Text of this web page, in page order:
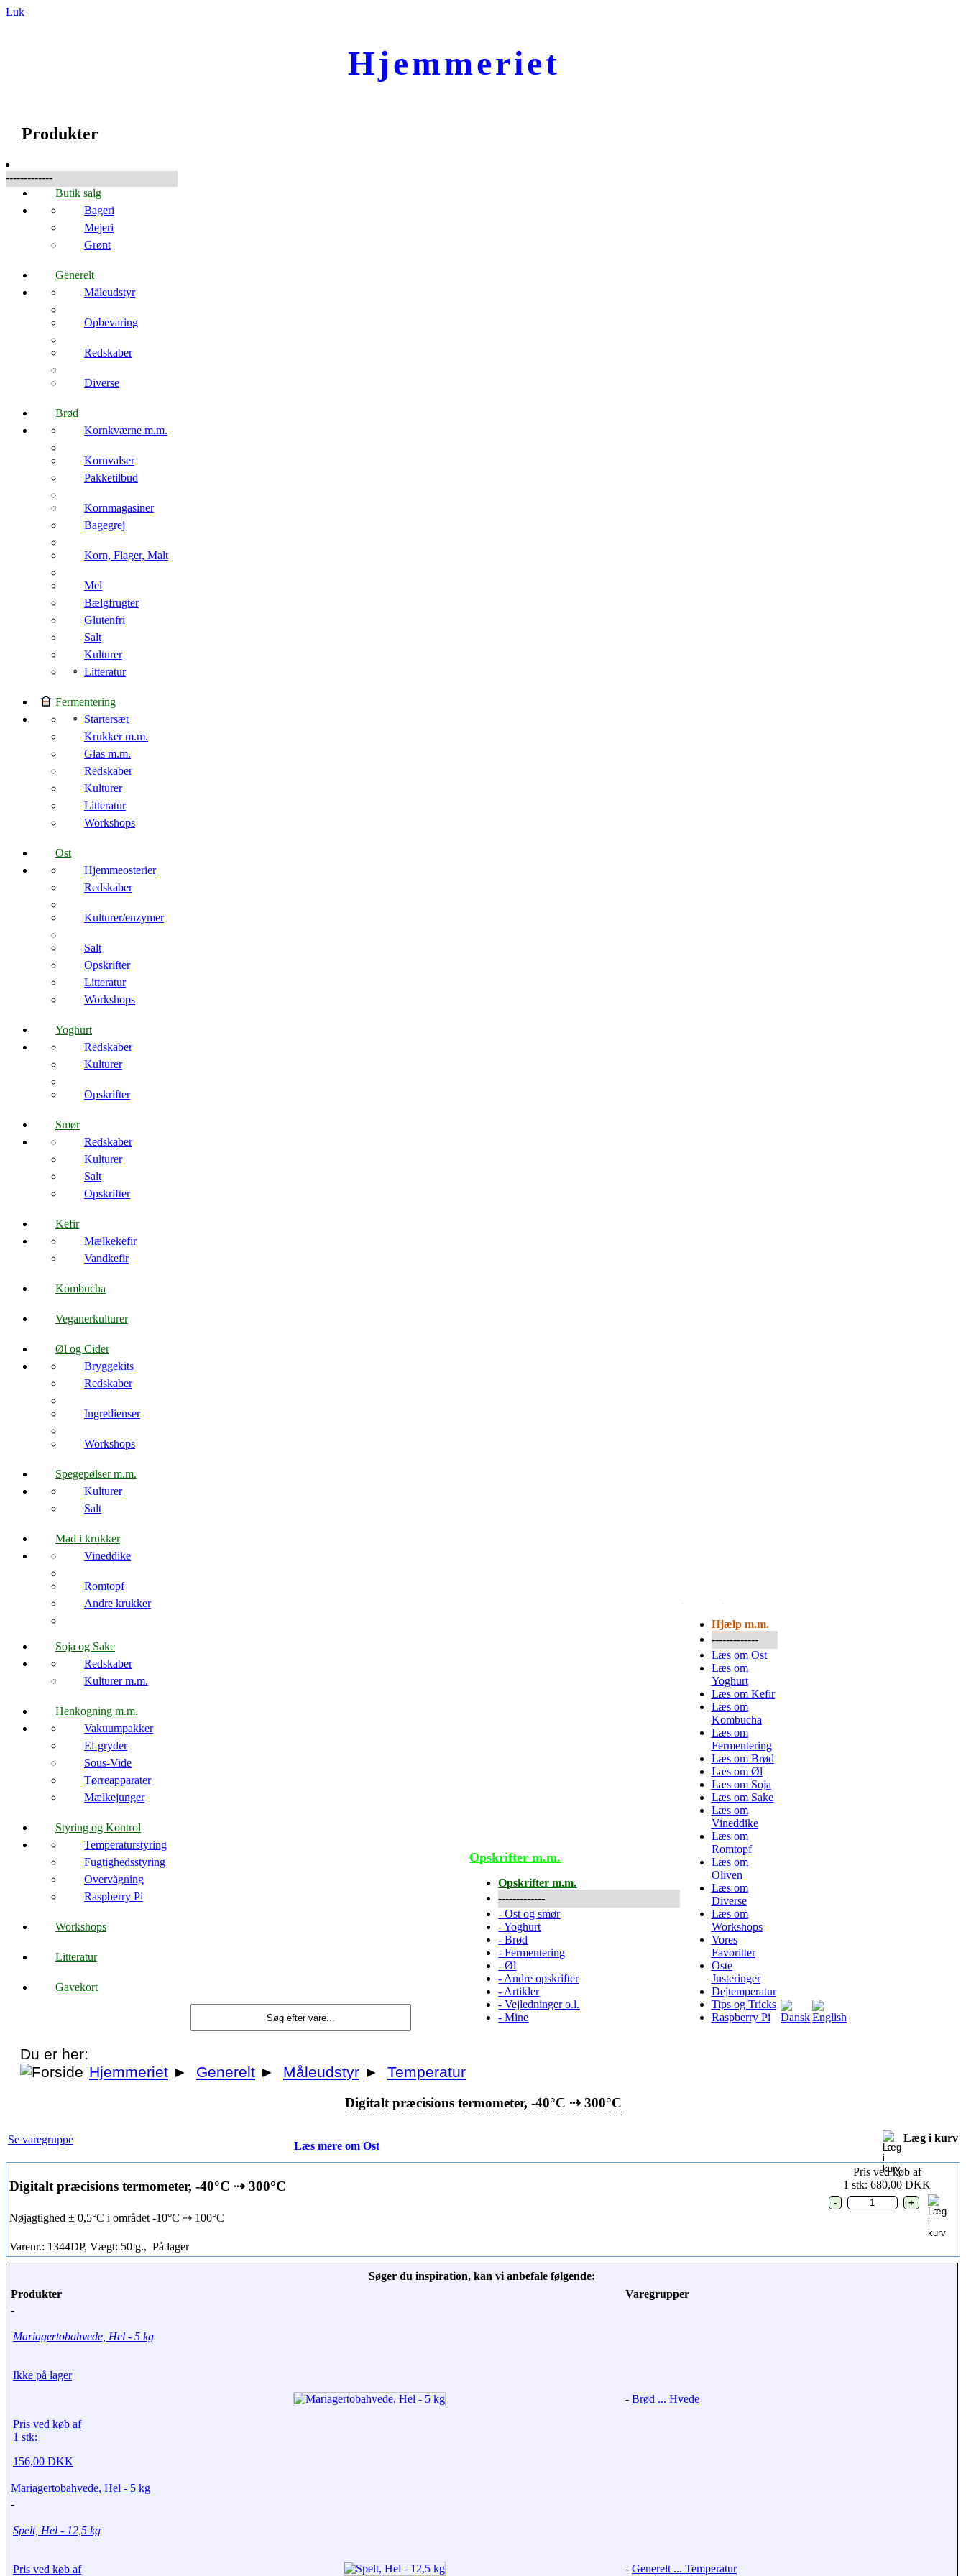
Luk
Hjemmeriet
Produkter
-------------
Butik salg
Bageri
Mejeri
Grønt
Generelt
Måleudstyr
Opbevaring
Redskaber
Diverse
Brød
Kornkværne m.m.
Kornvalser
Pakketilbud
Kornmagasiner
Bagegrej
Korn, Flager, Malt
Mel
Bælgfrugter
Glutenfri
Salt
Kulturer
Litteratur
Fermentering
Startersæt
Krukker m.m.
Glas m.m.
Redskaber
Kulturer
Litteratur
Workshops
Ost
Hjemmeosterier
Redskaber
Kulturer/enzymer
Salt
Opskrifter
Litteratur
Workshops
Yoghurt
Redskaber
Kulturer
Opskrifter
Smør
Redskaber
Kulturer
Salt
Opskrifter
Kefir
Mælkekefir
Vandkefir
Kombucha
Veganerkulturer
Øl og Cider
Bryggekits
Redskaber
Ingredienser
Workshops
Spegepølser m.m.
Kulturer
Salt
Mad i krukker
Vineddike
Romtopf
Andre krukker
Soja og Sake
Redskaber
Kulturer m.m.
Henkogning m.m.
Vakuumpakker
El-gryder
Sous-Vide
Tørreapparater
Mælkejunger
Styring og Kontrol
Temperaturstyring
Fugtighedsstyring
Overvågning
Raspberry Pi
Workshops
Litteratur
Gavekort
Opskrifter m.m.
Opskrifter m.m.
-------------
-Ost og smør
-Yoghurt
-Brød
-Fermentering
-Øl
- Andre opskrifter
- Artikler
-Vejledninger o.l.
-Mine
Hjælp m.m.
-------------
Læs om Ost
Læs om
Yoghurt
Læs om Kefir
Læs om
Kombucha
Læs om
Fermentering
Læs om Brød
Læs om Øl
Læs om Soja
Læs om Sake
Læs om
Vineddike
Læs om
Romtopf
Læs om
Oliven
Læs om
Diverse
Læs om
Workshops
Vores
Favoritter
Oste
Justeringer
Dejtemperatur
Tips og Tricks
Raspberry Pi
Du er her:
Hjemmeriet ► Generelt ► Måleudstyr ► Temperatur
Digitalt præcisions termometer, -40°C ⇢ 300°C
Se varegruppe
Læs mere om Ost
Læg i kurv
Digitalt præcisions termometer, -40°C ⇢ 300°C
Nøjagtighed ± 0,5°C i området -10°C ⇢ 100°C
Varenr.: 1344DP, Vægt: 50 g., På lager
Pris ved køb af
1 stk: 680,00 DKK
Søger du inspiration, kan vi anbefale følgende:
Produkter
Varegrupper
-
Mariagertobahvede, Hel - 5 kg
Ikke på lager
Pris ved køb af
1 stk:
156,00 DKK
Mariagertobahvede, Hel - 5 kg
- Brød ... Hvede
-
Spelt, Hel - 12,5 kg
Pris ved køb af
- Generelt ... Temperatur